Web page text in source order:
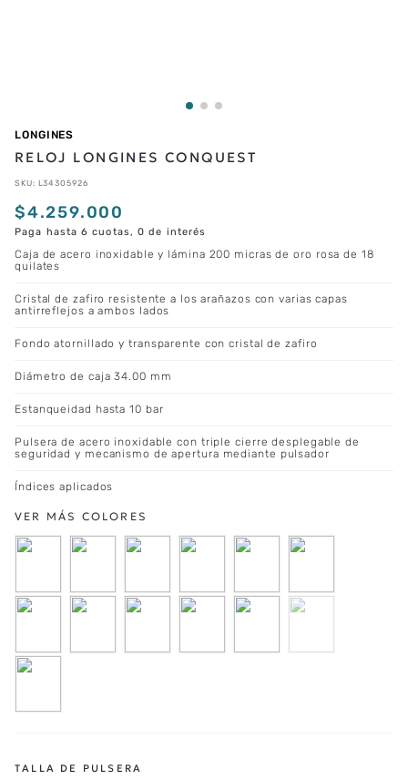
LONGINES
RELOJ LONGINES CONQUEST
SKU: L34305926
$4.259.000
Paga hasta 6 cuotas, 0 de interés
Caja de acero inoxidable y lámina 200 micras de oro rosa de 18
quilates
Cristal de zafiro resistente a los arañazos con varias capas
antirreflejos a ambos lados
Fondo atornillado y transparente con cristal de zafiro
Diámetro de caja 34.00 mm
Estanqueidad hasta 10 bar
Pulsera de acero inoxidable con triple cierre desplegable de
seguridad y mecanismo de apertura mediante pulsador
Índices aplicados
TALLA DE PULSERA